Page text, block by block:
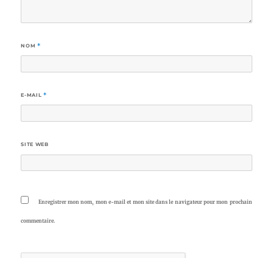
NOM *
E-MAIL *
SITE WEB
Enregistrer mon nom, mon e-mail et mon site dans le navigateur pour mon prochain
commentaire.